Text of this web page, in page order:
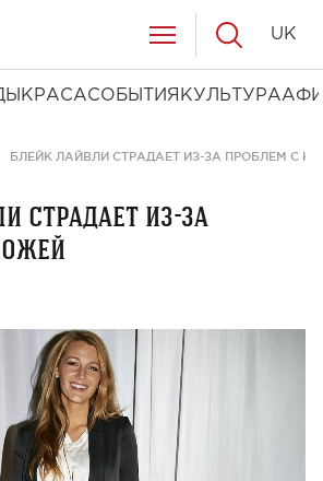
КРАСАСОБЫТИЯ КУЛЬТУРА
UK
БЛЕЙК ЛАЙВЛИ СТРАДАЕТ ИЗ-ЗА ПРОБЛЕМ С
страдает из-за